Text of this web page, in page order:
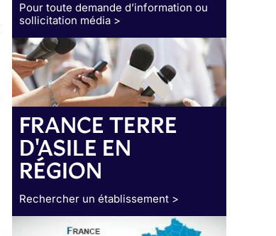
Pour toute demande d’information ou
sollicitation média >
FRANCE TERRE
D'ASILE EN
RÉGION
Rechercher un établissement >